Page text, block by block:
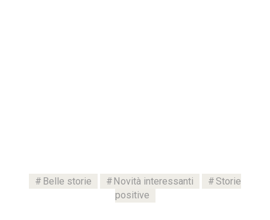
Belle storie Novità interessanti
Storie
positive